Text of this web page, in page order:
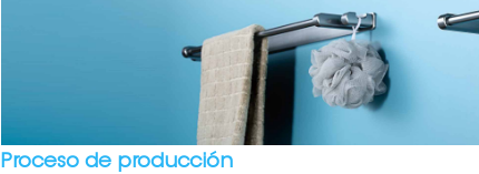
Proceso de producción